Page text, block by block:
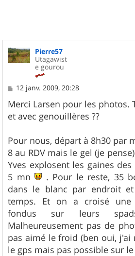
Pierre57
Utagawist
e gourou
M
s
s
a
12 janv. 2009, 20:28
Merci Larsen pour les photos.
et avec genouillères ??
Pour nous, départ à 8h30 par
8 au RDV mais le gel (je
Yves explosent les gaines
5 mn
. Pour le reste, 35
dans le blanc par endroit
temps. Et on a croisé une
fondus sur leurs
Malheureusement pas de
pas aimé le froid (ben oui,
le gps mais pas possible sur le